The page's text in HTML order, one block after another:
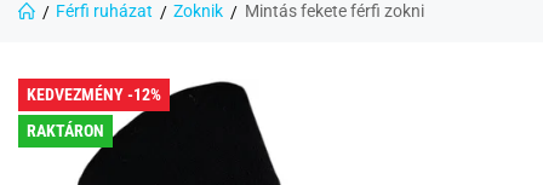
Férfi ruházat Zoknik Mintás fekete férfi zokni
KEDVEZMÉNY -12%
RAKTÁRON